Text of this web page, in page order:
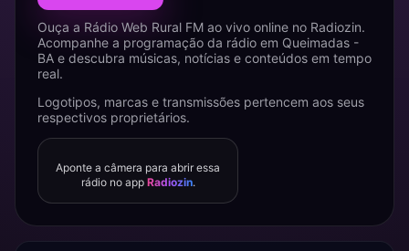
Ouça a Rádio Web Rural FM ao vivo online no Radiozin.
Acompanhe a programação da rádio em Queimadas -
BA e descubra músicas, notícias e conteúdos em tempo
real.
Logotipos, marcas e transmissões pertencem aos seus
respectivos proprietários.
Aponte a câmera para abrir essa
rádio no app Radiozin.